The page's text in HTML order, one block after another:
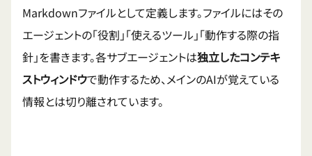
Markdownファイルとして定義します。ファイルにはその
エージェントの「役割」「使えるツール」「動作する際の指
針」を書きます。各サブエージェントは独立したコンテキ
ストウィンドウで動作するため、メインのAIが覚えている
情報とは切り離されています。